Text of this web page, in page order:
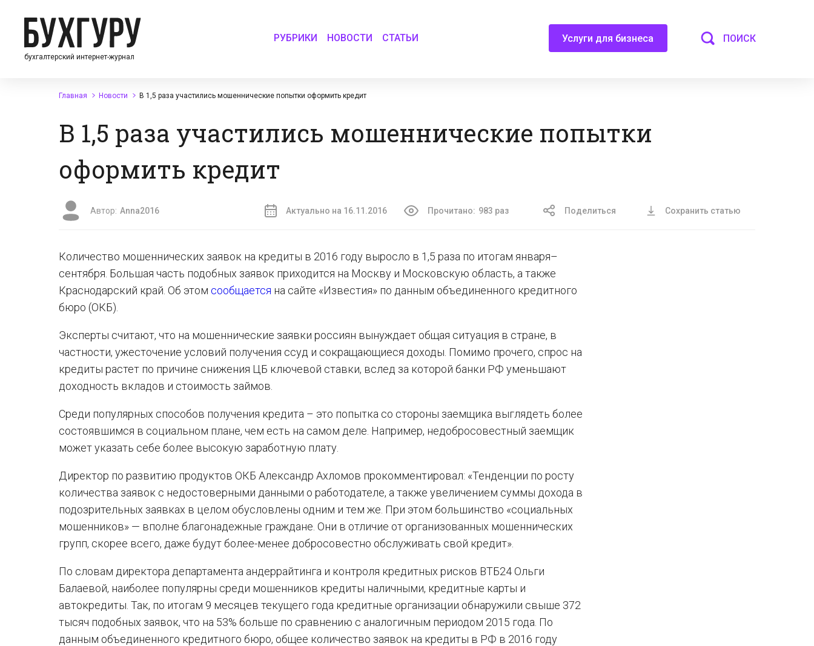
бухгалтерский интернет-журнал
РУБРИКИ НОВОСТИ СТАТЬИ Услуги для бизнеса ПОИСК
Главная Новости В 1,5 раза участились мошеннические попытки оформить кредит
В 1,5 раза участились мошеннические попытки
оформить кредит
Автор: Anna2016 Актуально на 16.11.2016 Прочитано: 983 раз Поделиться Сохранить статью
Количество мошеннических заявок на кредиты в 2016 году выросло в 1,5 раза по итогам января–
сентября. Большая часть подобных заявок приходится на Москву и Московскую область, а также
Краснодарский край. Об этом сообщается на сайте «Известия» по данным объединенного кредитного
бюро (ОКБ).
Эксперты считают, что на мошеннические заявки россиян вынуждает общая ситуация в стране, в
частности, ужесточение условий получения ссуд и сокращающиеся доходы. Помимо прочего, спрос на
кредиты растет по причине снижения ЦБ ключевой ставки, вслед за которой банки РФ уменьшают
доходность вкладов и стоимость займов.
Среди популярных способов получения кредита – это попытка со стороны заемщика выглядеть более
состоявшимся в социальном плане, чем есть на самом деле. Например, недобросовестный заемщик
может указать себе более высокую заработную плату.
Директор по развитию продуктов ОКБ Александр Ахломов прокомментировал: «Тенденции по росту
количества заявок с недостоверными данными о работодателе, а также увеличением суммы дохода в
подозрительных заявках в целом обусловлены одним и тем же. При этом большинство «социальных
мошенников» — вполне благонадежные граждане. Они в отличие от организованных мошеннических
групп, скорее всего, даже будут более-менее добросовестно обслуживать свой кредит».
По словам директора департамента андеррайтинга и контроля кредитных рисков ВТБ24 Ольги
Балаевой, наиболее популярны среди мошенников кредиты наличными, кредитные карты и
автокредиты. Так, по итогам 9 месяцев текущего года кредитные организации обнаружили свыше 372
тысяч подобных заявок, что на 53% больше по сравнению с аналогичным периодом 2015 года. По
данным объединенного кредитного бюро, общее количество заявок на кредиты в РФ в 2016 году